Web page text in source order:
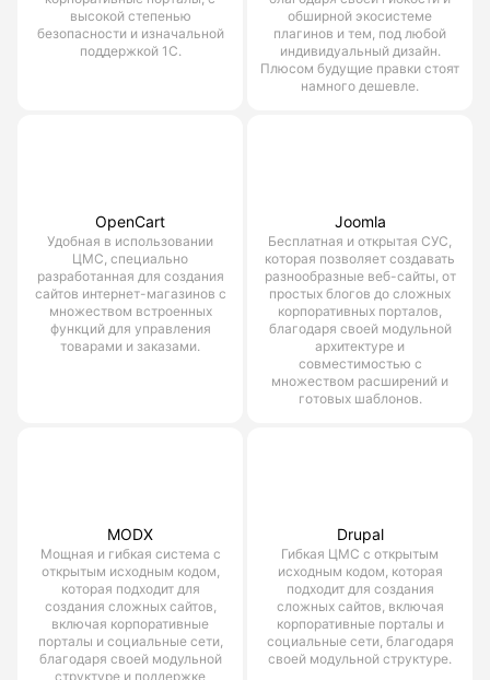
высокой степенью
безопасности и изначальной
поддержкой 1С.
обширной экосистеме
плагинов и тем, под любой
индивидуальный дизайн.
Плюсом будущие правки стоят
намного дешевле.
OpenCart
Удобная в использовании
ЦМС, специально
разработанная для создания
сайтов интернет-магазинов с
множеством встроенных
функций для управления
товарами и заказами.
Joomla
Бесплатная и открытая СУС,
которая позволяет создавать
разнообразные веб-сайты, от
простых блогов до сложных
корпоративных порталов,
благодаря своей модульной
архитектуре и
совместимостью с
множеством расширений и
готовых шаблонов.
MODX
Мощная и гибкая система с
открытым исходным кодом,
которая подходит для
создания сложных сайтов,
включая корпоративные
порталы и социальные сети,
благодаря своей модульной
структуре и поддержке
Drupal
Гибкая ЦМС с открытым
исходным кодом, которая
подходит для создания
сложных сайтов, включая
корпоративные порталы и
социальные сети, благодаря
своей модульной структуре.